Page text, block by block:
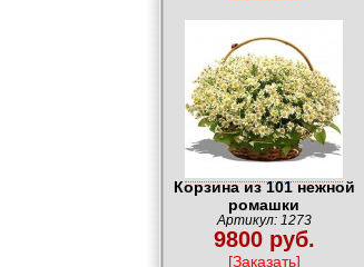
Корзина из 101 нежной
ромашки
Артикул: 1273
9800 руб.
[Заказать]